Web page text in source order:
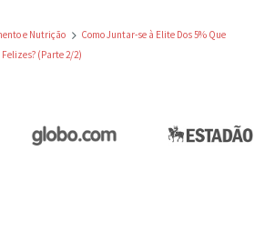
e Nutrição
Como Juntar-se à Elite Dos 5% Que
Felizes? (Parte 2/2)